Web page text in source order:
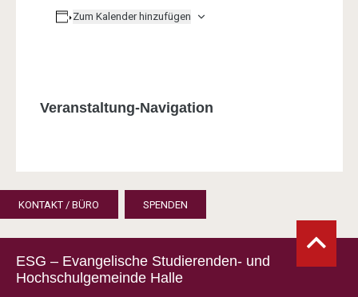
Zum Kalender hinzufügen
Veranstaltung-Navigation
KONTAKT / BÜRO SPENDEN
ESG – Evangelische Studierenden- und
Hochschulgemeinde Halle